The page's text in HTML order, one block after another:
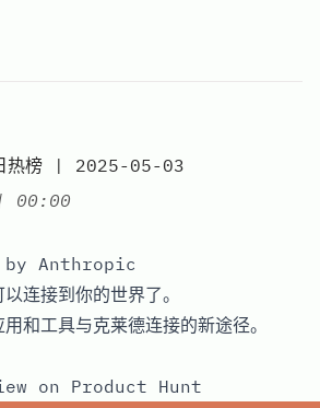
热榜 | 2025-05-03
at
00:00
Anthropic
连接到你的世界了。
和工具与克莱德连接的新途径。
on Product Hunt